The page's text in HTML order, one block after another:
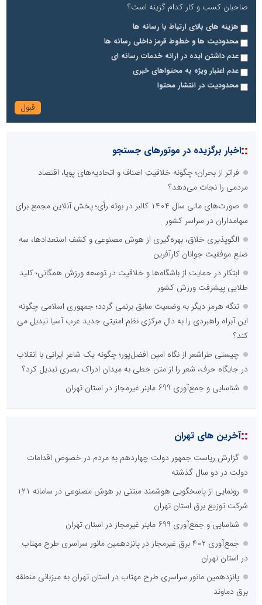
صاحبان کسب و کار کدام گزینه است؟
هزینه های بالای ارتباط با رسانه ها
محدودیت ها و خطوط قرمز داخلی رسانه ها
عدم داشتن ایده در ارائه خدمات رسانه ای
عدم اعتبار ویژه به محتواهای خبری
محدودیت در انتشار محتوا
::اخبار برگزیده در موتورهای جستجو
فراتر از بحران؛ چگونه خلاقیتِ اصناف و اتحادیه‌های پویا، اقتصاد
مردمی را نجات می‌دهد؟
صورت‌های مالی سال ۱۴۰۴ کالبر در بوته رأی؛ پخش آنلاین مجمع برای
سهامداران در سراسر کشور
الگوپذیری خلاق، بهره‌گیری از هوش مصنوعی و کشف استعدادها، سه
ضلع موفقیت جوانان کارآفرین
ابتکار در حمایت از باشگاه‌ها و خلاقیت در توسعه ورزش همگانی؛ کلید
طلایی پیشرفت ورزش کشور
تنگه هرمز دیگر به وضعیت سابق برنمی گردد؛ جمهوری اسلامی چگونه
این آبراه راهبردی را به دال مرکزی نظم امنیتی جدید غرب آسیا تبدیل می
کند؟
چیستی طراشعر از نگاه امین افضل‌پور؛ چگونه یک شاعر ایرانی با انقلاب
در جایگاه حرف، شعر را از متن خطی به میدان ادراک بصری تبدیل کرد؟
شناسایی و جمع‌آوری 699 ماینر غیرمجاز در استان تهران
::آخرین های تهران
گزارش ریاست جمهور دولت چهاردهم به مردم در خصوص اقدامات
دولت در دو سال گذشته
رونمایی از پاسخگویی هوشمند مبتنی بر هوش مصنوعی در سامانه ۱۲۱
شرکت توزیع برق استان تهران
شناسایی و جمع‌آوری 699 ماینر غیرمجاز در استان تهران
جمع‌آوری ۴۰۲ برق غیرمجاز در پانزدهمین مانور سراسری طرح مهتاب
در استان تهران
پانزدهمین مانور سراسری طرح مهتاب در استان تهران به میزبانی منطقه
برق دماوند